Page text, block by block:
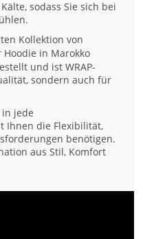
sodass Sie sich bei
Kollektion von
Hoodie in Marokko
und ist WRAP-
sondern auch für
jede
Ihnen die Flexibilität,
benötigen.
aus Stil, Komfort